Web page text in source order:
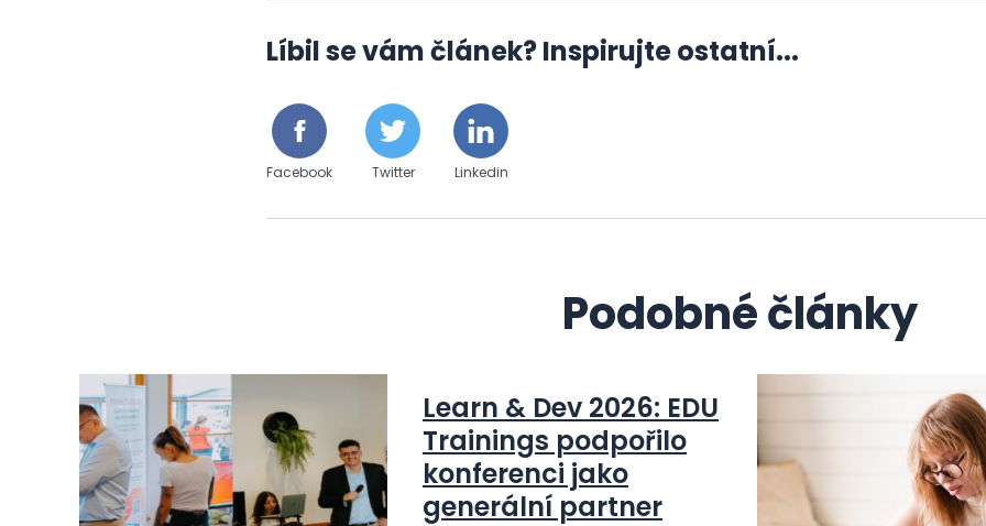
Líbil se vám článek? Inspirujte ostatní...
Facebook Twitter Linkedin
Podobné články
Learn & Dev 2026: EDU
Trainings podpořilo
konferenci jako
generální partner